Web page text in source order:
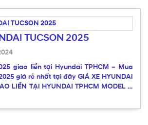
TUCSON 2025
giao liền tại Hyundai TPHCM – Mua
giá rẻ nhất tại đây GIÁ XE HYUNDAI
LIỀN TẠI HYUNDAI TPHCM MODEL …